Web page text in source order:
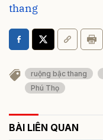
thang
ruộng bậc thang
Phú Thọ
BÀI LIÊN QUAN